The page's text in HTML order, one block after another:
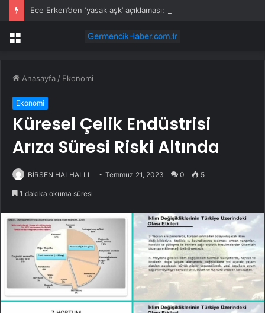
Menü
Anasayfa / Ekonomi
Ekonomi
Küresel Çelik Endüstrisi
Arıza Süresi Riski Altında
BİRSEN HALHALLI Temmuz 21, 2023 0 5
1 dakika okuma süresi